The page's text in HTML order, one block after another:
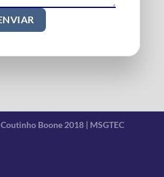
Coutinho Boone 2018 | MSGTEC